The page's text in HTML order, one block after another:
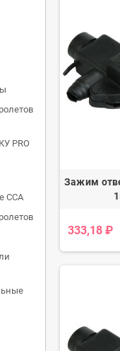
PRO
ССА
Зажим
333,18 ₽